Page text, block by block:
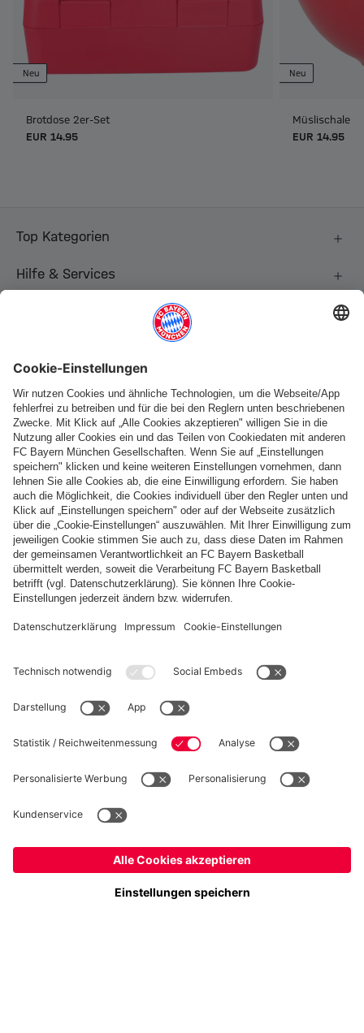
Neu
Brotdose 2er-Set
EUR 14.95
Neu
Müslischale
EUR 14.95
Top Kategorien
Hilfe & Services
Folge uns
Zahlung & Lieferung
FC Bayern Store App
WIDERRUF
Datenschutz
Cookie Details
Preise inkl. Steuern und Abgaben
© FC Bayern München AG
FC Bayern München AG, Säbener Str. 51-57, 81547 München
Ja,Schweiz, um dorthin zu liefern!
Weltweit, um dorthin zu liefern!